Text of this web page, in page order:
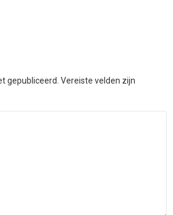
gepubliceerd. Vereiste velden zijn